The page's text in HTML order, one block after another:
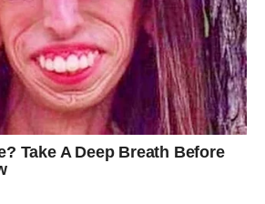
jeste.
iluzije, ali sa nadom. I to je najveća